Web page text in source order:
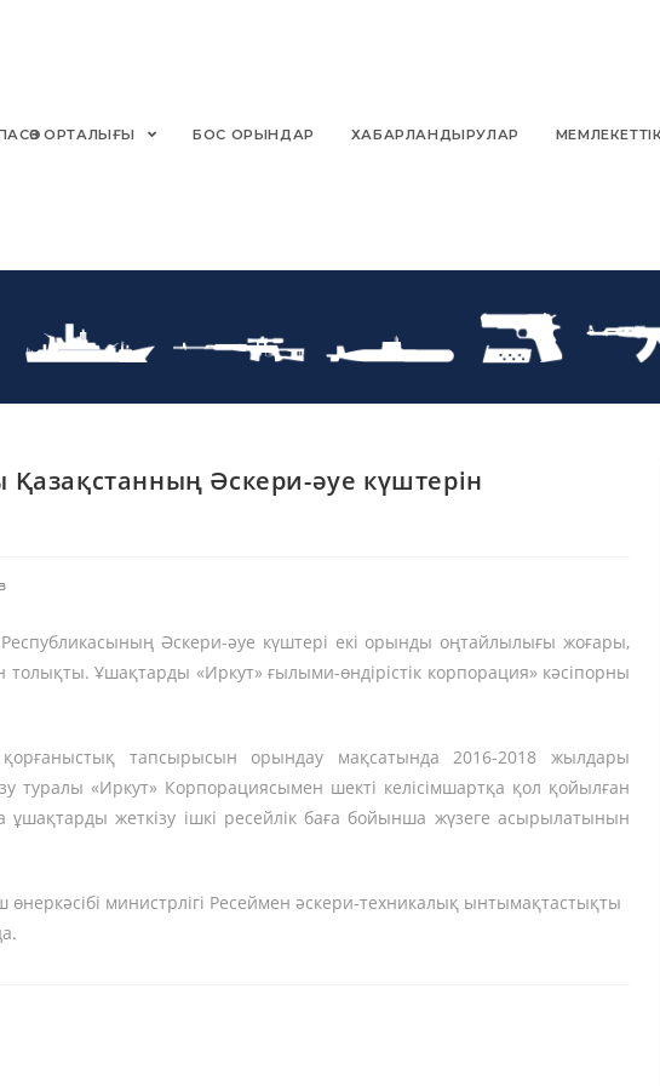
ОРТАЛЫҒЫ БОС ОРЫНДАР ХАБАРЛАНДЫРУЛАР
Әскери-әуе күштерін
Әскери-әуе күштері екі орынды оңтайлылығы жоғары,
Ұшақтарды «Иркут» ғылыми-өндірістік корпорация» кәсіпорны
қорғаныстық тапсырысын орындау мақсатында 2016-2018 жылдары
туралы «Иркут» Корпорациясымен шекті келісімшартқа қол қойылған
ұшақтарды жеткізу ішкі ресейлік баға бойынша жүзеге асырылатынын
министрлігі Ресеймен әскери-техникалық ынтымақтастықты